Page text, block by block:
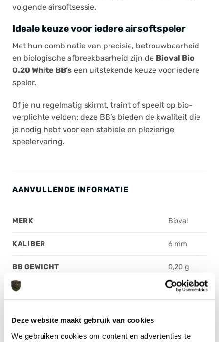
Deze website maakt gebruik van cookies
We gebruiken cookies om content en advertenties te
volgende airsoftsessie.
Ideale keuze voor iedere airsoftspeler
Met hun combinatie van precisie, betrouwbaarheid
en biologische afbreekbaarheid zijn de Bioval Bio
0.20 White BB’s een uitstekende keuze voor iedere
speler.
Of je nu regelmatig skirmt, traint of speelt op bio-
verplichte velden: deze BB’s bieden de kwaliteit die
je nodig hebt voor een stabiele en plezierige
speelervaring.
AANVULLENDE INFORMATIE
MERK Bioval
KALIBER 6 mm
BB GEWICHT 0,20 g
BIOLOGISCH AFBREEKBAAR Ja
KLEUR White